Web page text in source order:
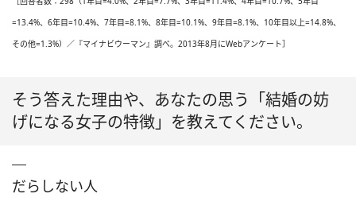
=13.4%、6年目=10.4%、7年目=8.1%、8年目=10.1%、9年目=8.1%、10年目以上=14.8%、
その他=1.3%）／『マイナビウーマン』調べ。2013年8月にWebアンケート］
そう答えた理由や、あなたの思う「結婚の妨
げになる女子の特徴」を教えてください。
だらしない人